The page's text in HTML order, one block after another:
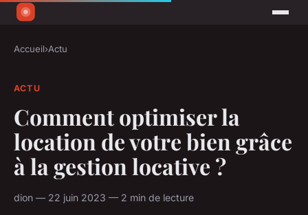
Accueil›Actu
ACTU
Comment optimiser la
location de votre bien grâce
à la gestion locative ?
dion — 22 juin 2023 — 2 min de lecture